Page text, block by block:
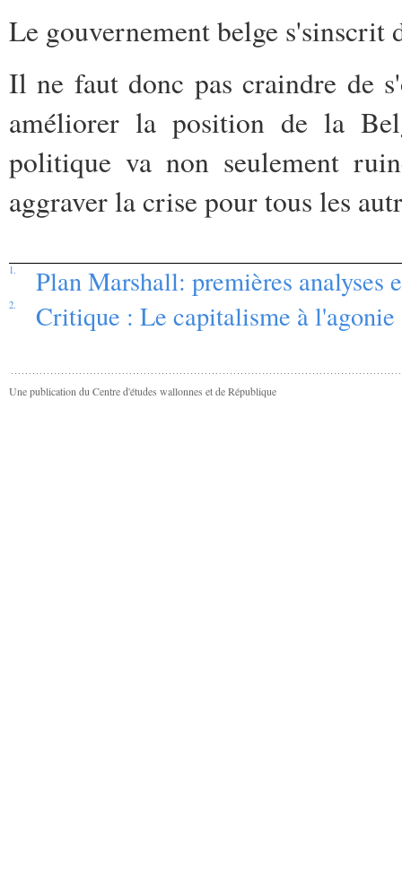
Le gouvernement belge s'sinscrit
Il ne faut donc pas craindre de
améliorer la position de la
politique va non seulement
aggraver la crise pour tous les
1. Plan Marshall: premières analyses
2. Critique : Le capitalisme à l'agonie
Une publication du Centre d'études wallonnes et de République